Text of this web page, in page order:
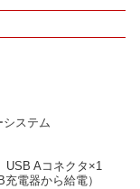
ステム
USB Aコネクタ×1
電器から給電）